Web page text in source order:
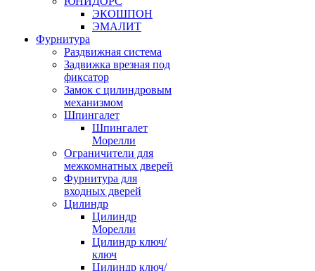
ЭКОШПОН
ЭМАЛИТ
Фурнитура
Раздвижная система
Задвижка врезная под
фиксатор
Замок с цилиндровым
механизмом
Шпингалет
Шпингалет
Морелли
Ограничители для
межкомнатных дверей
Фурнитура для
входных дверей
Цилиндр
Цилиндр
Морелли
Цилиндр ключ/
ключ
Цилиндр ключ/